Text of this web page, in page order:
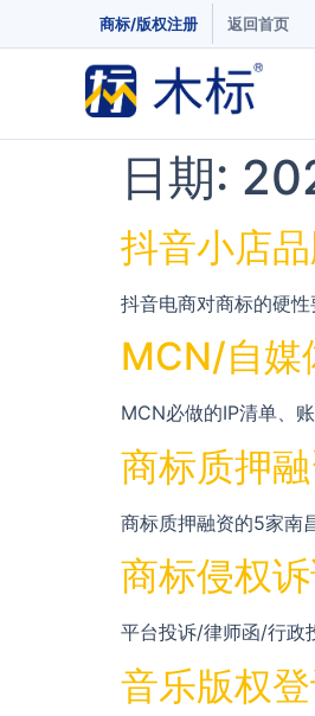
商标/版权注册 返回首页
日期:
抖音小店
抖音电商对商标的硬
MCN/自媒
MCN必做的IP清单、
商标质押
商标质押融资的5家南
商标侵权
平台投诉/律师函/行政
音乐版权